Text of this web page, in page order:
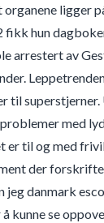
ligger
hun
arrestert av
med
til og med
der
danmark
kunne se